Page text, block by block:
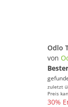
von
zuletzt
Preis
30%